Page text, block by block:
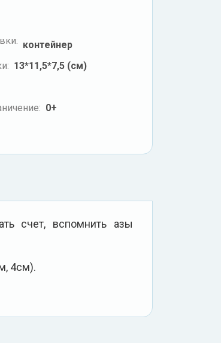
контейнер
13*11,5*7,5 (см)
0+
счет, вспомнить азы
4см).